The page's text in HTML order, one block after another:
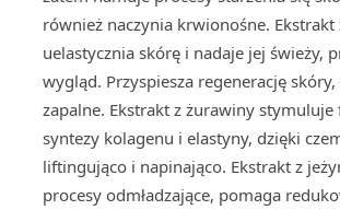
również naczynia krwionośne. Ekstrakt
uelastycznia skórę i nadaje jej świeży,
wygląd. Przyspiesza regenerację skóry,
zapalne. Ekstrakt z żurawiny
syntezy kolagenu i elastyny, dzięki
liftingująco i napinająco. Ekstrakt z
procesy odmładzające, pomaga